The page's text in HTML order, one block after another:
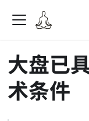
大盘已
术条件